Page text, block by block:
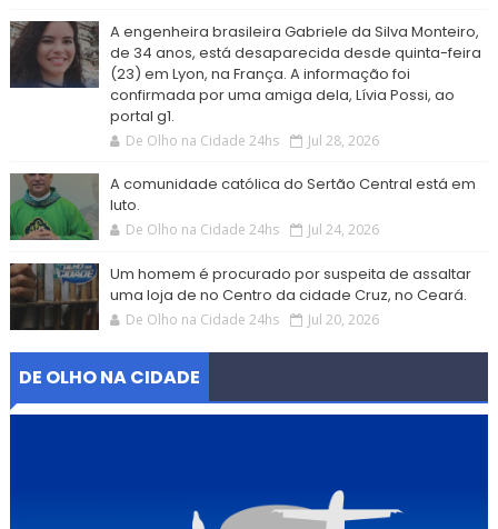
A engenheira brasileira Gabriele da Silva Monteiro,
de 34 anos, está desaparecida desde quinta-feira
(23) em Lyon, na França. A informação foi
confirmada por uma amiga dela, Lívia Possi, ao
portal g1.
De Olho na Cidade 24hs Jul 28, 2026
A comunidade católica do Sertão Central está em
luto.
De Olho na Cidade 24hs Jul 24, 2026
Um homem é procurado por suspeita de assaltar
uma loja de no Centro da cidade Cruz, no Ceará.
De Olho na Cidade 24hs Jul 20, 2026
DE OLHO NA CIDADE